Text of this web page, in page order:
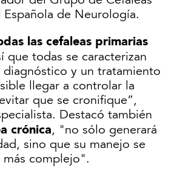
de Neurología.
las cefaleas primarias
que todas se caracterizan
y un tratamiento
llegar a controlar la
que se cronifique”,
Destacó también
crónica, "no sólo generará
sino que su manejo se
complejo".